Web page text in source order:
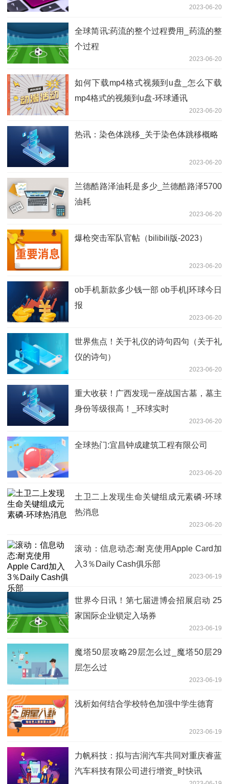
2023-06-20
全球简讯:药流的整个过程费用_药流的整
个过程
2023-06-20
如何下载mp4格式视频到u盘_怎么下载
mp4格式的视频到u盘-环球通讯
2023-06-20
热讯：染色体跳移_关于染色体跳移概略
2023-06-20
兰德酷路泽油耗是多少_兰德酷路泽5700
油耗
2023-06-20
爆枪突击军队官帖（bilibili版-2023）
2023-06-20
ob手机新款多少钱一部 ob手机|环球今日
报
2023-06-20
世界焦点！关于礼仪的诗句四句（关于礼
仪的诗句）
2023-06-20
重大收获！广西发现一座战国古墓，墓主
身份等级很高！_环球实时
2023-06-20
全球热门:宜昌钟成建筑工程有限公司
2023-06-20
土卫二上发现生命关键组成元素磷-环球
热消息
2023-06-20
滚动：信息动态:耐克使用Apple Card加
入3％Daily Cash俱乐部
2023-06-19
世界今日讯！第七届进博会招展启动 25
家国际企业锁定入场券
2023-06-19
魔塔50层攻略29层怎么过_魔塔50层29
层怎么过
2023-06-19
浅析如何结合学校特色加强中学生德育
2023-06-19
力帆科技：拟与吉润汽车共同对重庆睿蓝
汽车科技有限公司进行增资_时快讯